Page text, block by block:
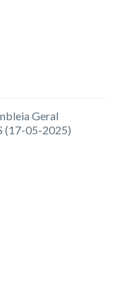
Geral
(17-05-2025)